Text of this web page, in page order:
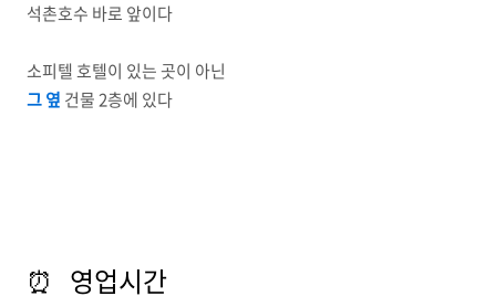
석촌호수 바로 앞이다
소피텔 호텔이 있는 곳이 아닌
그 옆 건물 2층에 있다
⏰ 영업시간